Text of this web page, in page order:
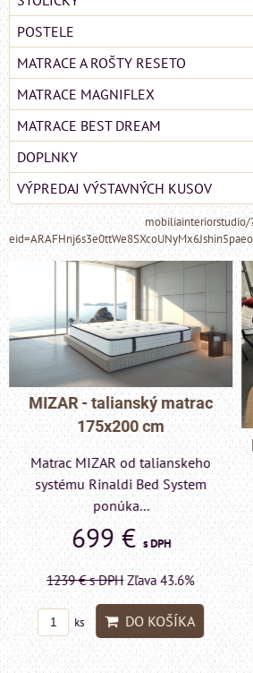
POSTELE
MATRACE A ROŠTY RESETO
MATRACE MAGNIFLEX
MATRACE BEST DREAM
DOPLNKY
VÝPREDAJ VÝSTAVNÝCH KUSOV
mobiliainteriorstudio/
MIZAR - talianský matrac
175x200 cm
Matrac MIZAR od talianskeho
systému Rinaldi Bed System
ponúka...
699 €s DPH
1239 €s DPH Zľava 43.6%
ks DO KOŠÍKA